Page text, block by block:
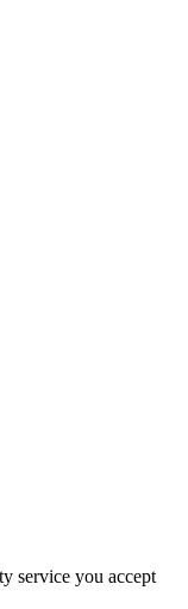
service you accept